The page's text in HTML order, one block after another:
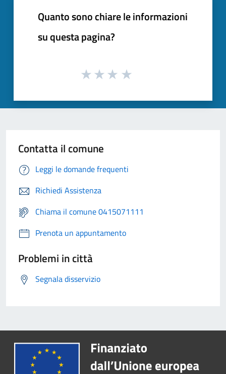
Quanto sono chiare le informazioni
su questa pagina?
Contatta il comune
Leggi le domande frequenti
Richiedi Assistenza
Chiama il comune 0415071111
Prenota un appuntamento
Problemi in città
Segnala disservizio